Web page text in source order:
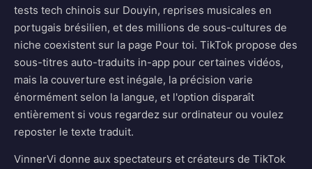
tests tech chinois sur Douyin, reprises musicales en
portugais brésilien, et des millions de sous-cultures de
niche coexistent sur la page Pour toi. TikTok propose des
sous-titres auto-traduits in-app pour certaines vidéos,
mais la couverture est inégale, la précision varie
énormément selon la langue, et l'option disparaît
entièrement si vous regardez sur ordinateur ou voulez
reposter le texte traduit.
VinnerVi donne aux spectateurs et créateurs de TikTok